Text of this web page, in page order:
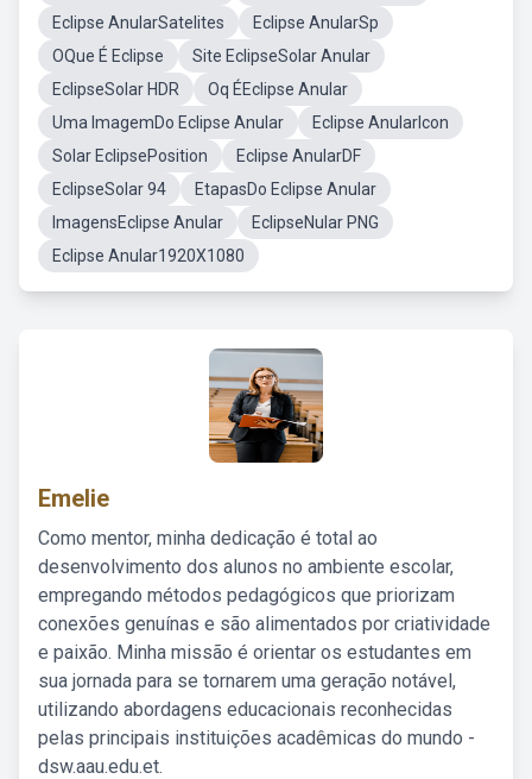
Eclipse AnularSatelites
Eclipse AnularSp
OQue É Eclipse
Site EclipseSolar Anular
EclipseSolar HDR
Oq ÉEclipse Anular
Uma ImagemDo Eclipse Anular
Eclipse AnularIcon
Solar EclipsePosition
Eclipse AnularDF
EclipseSolar 94
EtapasDo Eclipse Anular
ImagensEclipse Anular
EclipseNular PNG
Eclipse Anular1920X1080
Emelie
Como mentor, minha dedicação é total ao
desenvolvimento dos alunos no ambiente escolar,
empregando métodos pedagógicos que priorizam
conexões genuínas e são alimentados por criatividade
e paixão. Minha missão é orientar os estudantes em
sua jornada para se tornarem uma geração notável,
utilizando abordagens educacionais reconhecidas
pelas principais instituições acadêmicas do mundo -
dsw.aau.edu.et.